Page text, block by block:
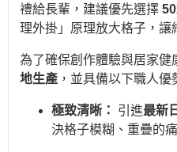
禮給長輩，建議優先選擇
理外掛」原理放大格子，讓
為了確保創作體驗與居家健
地生產 ，並具備以下職人優
極致清晰： 引進最新
決格子模糊、重疊的